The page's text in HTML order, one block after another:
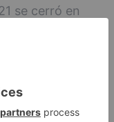
se cerró en
a día de hoy,
temporalidad